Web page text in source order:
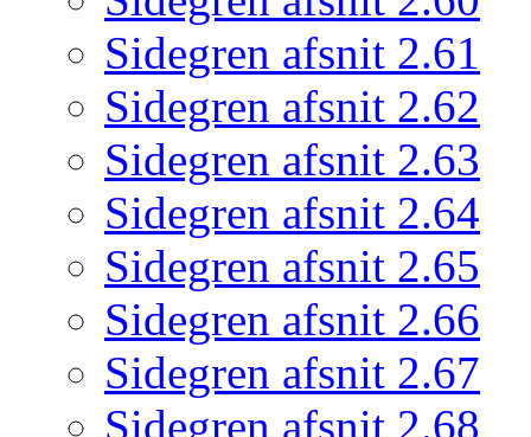
Sidegren afsnit 2.61
Sidegren afsnit 2.62
Sidegren afsnit 2.63
Sidegren afsnit 2.64
Sidegren afsnit 2.65
Sidegren afsnit 2.66
Sidegren afsnit 2.67
Sidegren afsnit 2.68